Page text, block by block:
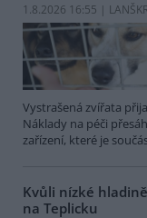
1.8.2026 16:55 |
Vystrašená zvířata
Náklady na péči
zařízení, které je
Kvůli nízké
na Teplicku